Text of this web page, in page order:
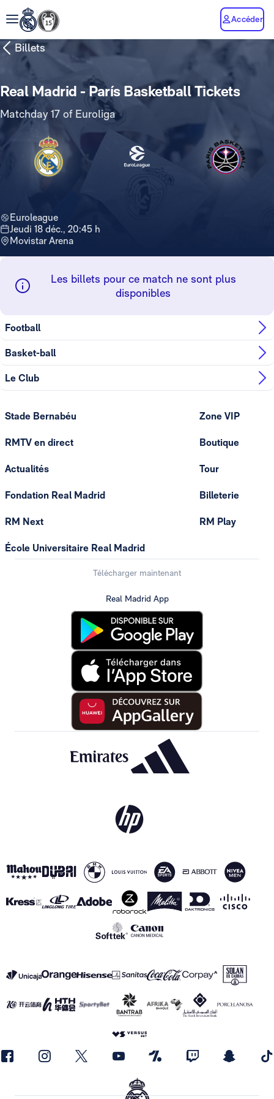
Accéder
Billets
Real Madrid - París Basketball Tickets
Matchday 17 of Euroliga
Euroleague
jeudi 18 déc., 20:45 h
Movistar Arena
Les billets pour ce match ne sont plus
disponibles
Football
Basket-ball
Le Club
Stade Bernabéu
RMTV en direct
Actualités
Fondation Real Madrid
RM Next
École Universitaire Real Madrid
Zone VIP
Boutique
Tour
Billeterie
RM Play
Télécharger maintenant
Real Madrid App